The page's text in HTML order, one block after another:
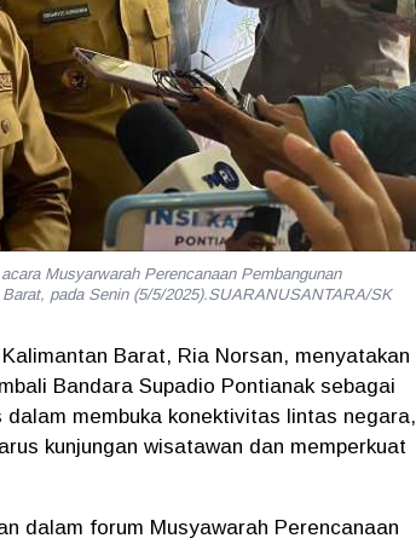
Musyarwarah Perencanaan Pembangunan
pada Senin (5/5/2025).SUARANUSANTARA/SK
Barat, Ria Norsan, menyatakan
Bandara Supadio Pontianak sebagai
membuka konektivitas lintas negara,
kunjungan wisatawan dan memperkuat
dalam forum Musyawarah Perencanaan